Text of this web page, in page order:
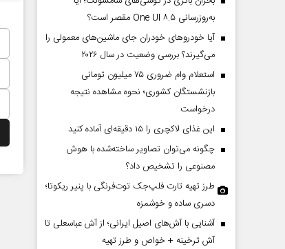
به‌روزرسانی One UI ۸.۵ مقصر است؟
آیا خودروهای خودران جای ماشین‌های معمولی را
می‌گیرند؟ بررسی وضعیت در سال ۲۰۲۶
استعلام وام ضروری ۷۵ میلیون تومانی
بازنشستگان کشوری؛ نحوه مشاهده نتیجه
درخواست
این غذای لاکچری را ۱۵ دقیقه‌ای آماده کنید
چگونه می‌توان تصاویر ساخته‌شده با هوش
مصنوعی را تشخیص داد؟
طرز تهیه تارت فلپ‌جک توت‌فرنگی با پنیر ریکوتا؛
دسری ساده و خوشمزه
آشنایی با آش‌های اصیل ایرانی؛ از آش عباسعلی تا
آش ترخینه + خواص و طرز تهیه